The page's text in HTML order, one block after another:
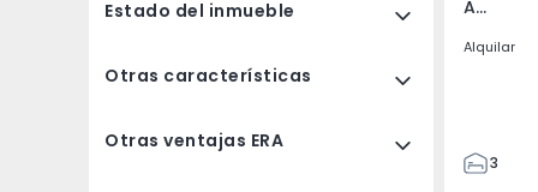
Estado del inmueble
Otras características
Otras ventajas ERA
Av. Boavista, Porto
Alquilar
3